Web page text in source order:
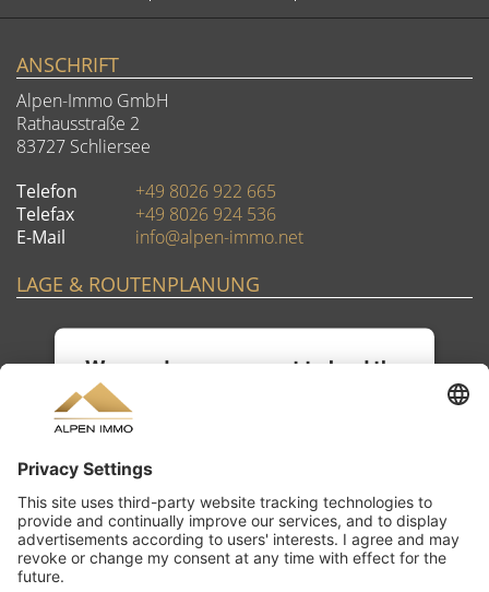
ANSCHRIFT
Alpen-Immo GmbH
Rathausstraße 2
83727 Schliersee
Telefon
+49 8026 922 665
Telefax
+49 8026 924 536
E-Mail
info@alpen-immo.net
LAGE & ROUTENPLANUNG
We need your consent to load the
We use OpenStreetMap to embed
content that may collect data about
your activity. Please review the details
and accept the service to see this
content.